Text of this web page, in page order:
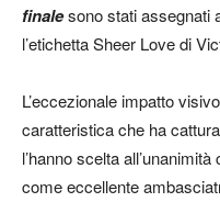
finalesono stati assegnati
l’etichetta Sheer Love di
L’eccezionale impatto
caratteristica che ha
l’hanno scelta
come eccellente